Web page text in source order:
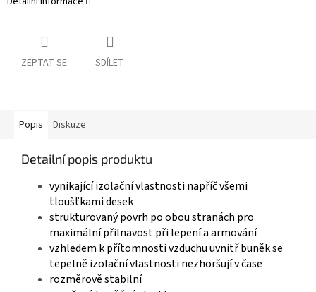
ZEPTAT SE SDÍLET
Popis Diskuze
Detailní popis produktu
vynikající izolační vlastnosti napříč všemi
tloušťkami desek
strukturovaný povrh po obou stranách pro
maximální přilnavost při lepení a armování
vzhledem k přítomnosti vzduchu uvnitř buněk se
tepelně izolační vlastnosti nezhoršují v čase
rozměrově stabilní